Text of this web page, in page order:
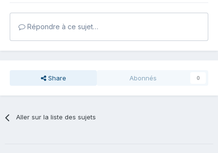
Répondre à ce sujet…
Share Abonnés 0
Aller sur la liste des sujets